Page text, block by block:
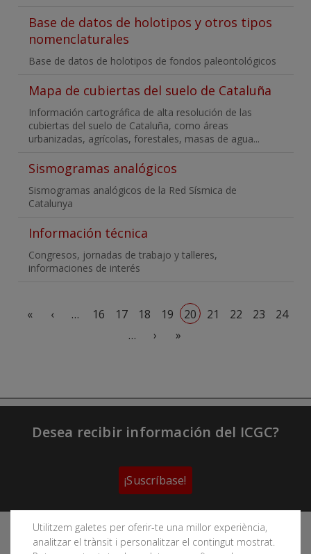
Base de datos de holotipos y otros tipos
nomenclaturales
Base de datos de holotipos de fondos paleontológicos
Mapa de cubiertas del suelo de Cataluña
Información cartográfica de alta resolución de las
cubiertas del suelo de Cataluña, como áreas
urbanizadas, agrícolas, forestales, masas de agua...
Sismogramas analógicos
Sismogramas analógicos de la Red Sísmica de
Catalunya
Información técnica
Congresos, jornadas de trabajo y talleres,
informaciones de interés
« ‹ … 16 17 18 19 20 21 22 23
24
…
›
Siguiente página
»
Última página
Utilitzem galetes per oferir-te una millor experiència,
analitzar el trànsit i personalitzar el contingut mostrat.
Desea recibir información del ICGC?
¡Suscríbase!
Sigue las redes sociales del Instituto Cartográfico y
Geológico de Cataluña